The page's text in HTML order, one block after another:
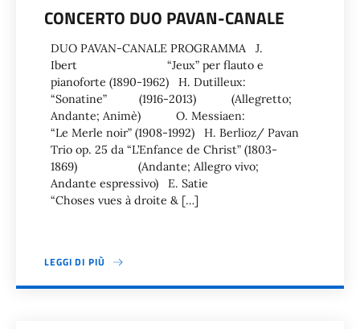
CONCERTO DUO PAVAN-CANALE
DUO PAVAN-CANALE PROGRAMMA J.
Ibert “Jeux” per flauto e
pianoforte (1890-1962) H. Dutilleux:
“Sonatine” (1916-2013) (Allegretto;
Andante; Animè) O. Messiaen:
“Le Merle noir” (1908-1992) H. Berlioz/ Pavan
Trio op. 25 da “L’Enfance de Christ” (1803-
1869) (Andante; Allegro vivo;
Andante espressivo) E. Satie
“Choses vues à droite & […]
LEGGI DI PIÙ